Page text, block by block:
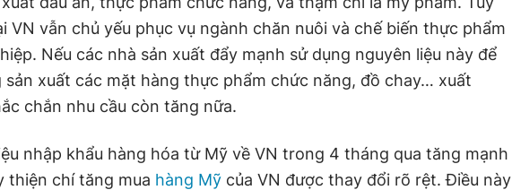
VN vẫn chủ yếu phục vụ ngành chăn nuôi và chế biến thực phẩm
Nếu các nhà sản xuất đẩy mạnh sử dụng nguyên liệu này để
sản xuất các mặt hàng thực phẩm chức năng, đồ chay… xuất
chắn nhu cầu còn tăng nữa.
nhập khẩu hàng hóa từ Mỹ về VN trong 4 tháng qua tăng mạnh
thiện chí tăng mua hàng Mỹ của VN được thay đổi rõ rệt. Điều này